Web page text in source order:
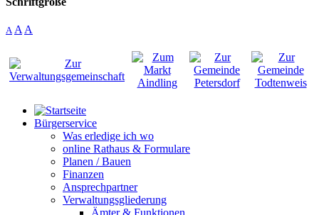
A A A
Bürgerservice
Was erledige ich wo
online Rathaus & Formulare
Planen / Bauen
Finanzen
Ansprechpartner
Verwaltungsgliederung
Ämter & Funktionen